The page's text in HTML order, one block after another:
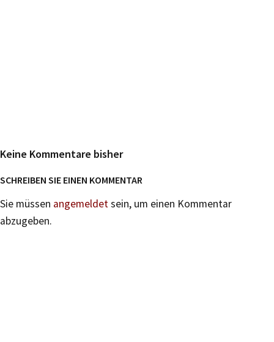
Keine Kommentare bisher
SCHREIBEN SIE EINEN KOMMENTAR
Sie müssen angemeldetsein, um einen Kommentar
abzugeben.